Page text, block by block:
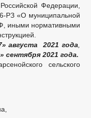
Федерации,
РЗ «О муниципальной
иными нормативными
августа 2021 года
сентября 2021 года.
сельского